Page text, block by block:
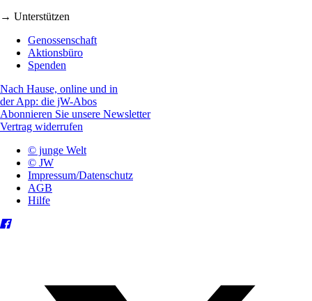
→ Unterstützen
Genossenschaft
Aktionsbüro
Spenden
Nach Hause, online und in
der App: die jW-Abos
Abonnieren Sie unsere Newsletter
Vertrag widerrufen
© junge Welt
© JW
Impressum/Datenschutz
AGB
Hilfe